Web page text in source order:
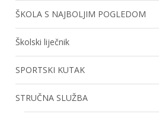
ŠKOLA S NAJBOLJIM POGLEDOM
Školski liječnik
SPORTSKI KUTAK
STRUČNA SLUŽBA